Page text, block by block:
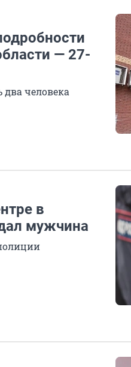
— 27-
человека
в
мужчина